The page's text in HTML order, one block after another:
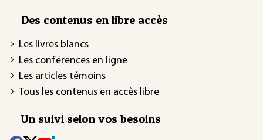
Des contenus en libre accès
Les livres blancs
Les conférences en ligne
Les articles témoins
Tous les contenus en accès libre
Un suivi selon vos besoins